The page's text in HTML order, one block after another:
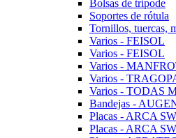
Bolsas de trípode
Soportes de rótula
Tornillos, tuercas,
Varios - FEISOL
Varios - FEISOL
Varios -
Varios -
Varios - TODAS
Bandejas -
Placas - ARCA
Placas - ARCA